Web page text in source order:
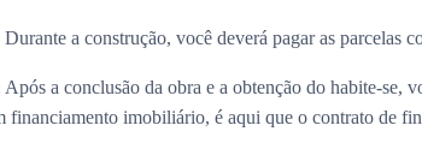
Durante a construção, você deverá pagar as parcelas
Após a conclusão da obra e a obtenção do habite-se,
financiamento imobiliário, é aqui que o contrato de